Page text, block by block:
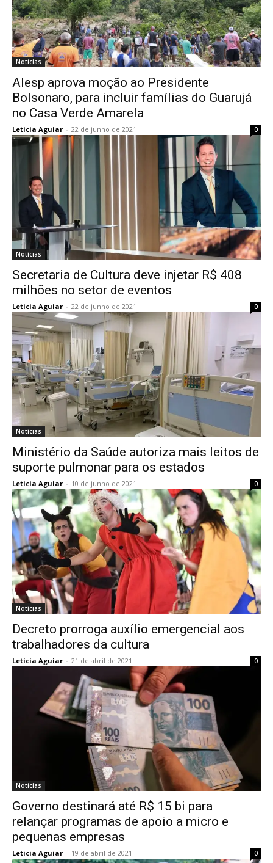
Notícias
Alesp aprova moção ao Presidente
Bolsonaro, para incluir famílias do Guarujá
no Casa Verde Amarela
Leticia Aguiar - 22 de junho de 2021 0
Notícias
Secretaria de Cultura deve injetar R$ 408
milhões no setor de eventos
Leticia Aguiar - 22 de junho de 2021 0
Notícias
Ministério da Saúde autoriza mais leitos de
suporte pulmonar para os estados
Leticia Aguiar - 10 de junho de 2021 0
Notícias
Decreto prorroga auxílio emergencial aos
trabalhadores da cultura
Leticia Aguiar - 21 de abril de 2021 0
Notícias
Governo destinará até R$ 15 bi para
relançar programas de apoio a micro e
pequenas empresas
Leticia Aguiar - 19 de abril de 2021 0